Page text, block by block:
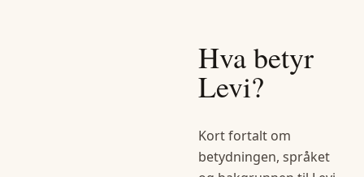
Hva betyr
Levi?
Kort fortalt om
betydningen, språket